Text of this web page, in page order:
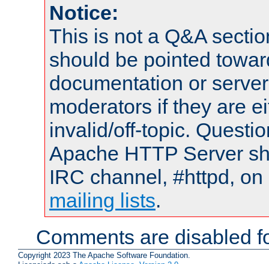
Notice:
This is not a Q&A
should be pointed
documentation or
moderators if they are
invalid/off-topic.
Apache HTTP Server
IRC channel, #httpd,
mailing lists.
Comments are disabled
Copyright 2023 The Apache Software Foundation.